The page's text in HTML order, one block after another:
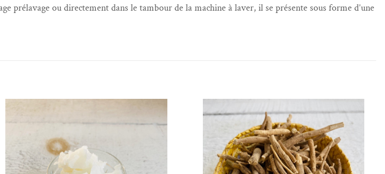
prélavage ou directement dans le tambour de la machine à laver, il se présente sous forme d’une
Ajouter à la liste de souhaits